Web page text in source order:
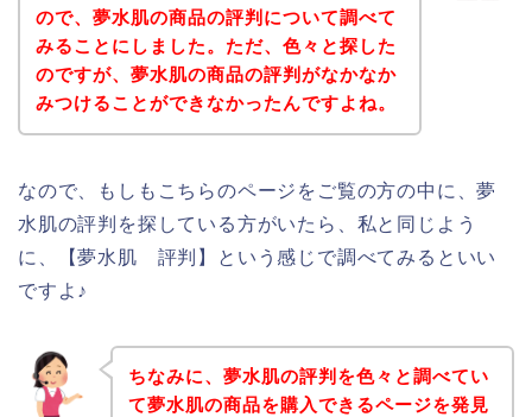
ので、夢水肌の商品の評判について調べて
みることにしました。ただ、色々と探した
のですが、夢水肌の商品の評判がなかなか
みつけることができなかったんですよね。
なので、もしもこちらのページをご覧の方の中に、夢
水肌の評判を探している方がいたら、私と同じよう
に、【夢水肌 評判】という感じで調べてみるといい
ですよ♪
ちなみに、夢水肌の評判を色々と調べてい
て夢水肌の商品を購入できるページを発見